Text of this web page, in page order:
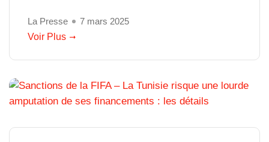
La Presse
7 mars 2025
Voir Plus